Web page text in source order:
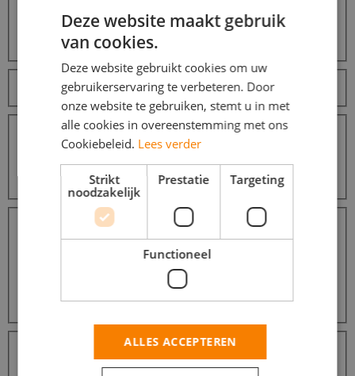
Zoeken
Sorteer op
Binnen 25 km6
Binnen 50 km6
Binnen 100 km7
Dienstverbanden
Parttime (overdag)
Zorg / Thuiszorg / Kinderopvang25
Deze website maakt gebruik
van cookies.
Deze website gebruikt cookies om uw
gebruikerservaring te verbeteren. Door
onze website te gebruiken, stemt u in met
alle cookies in overeenstemming met ons
Cookiebeleid. Lees verder
Strikt
noodzakelijk
Prestatie Targeting
Functioneel
ALLES ACCEPTEREN